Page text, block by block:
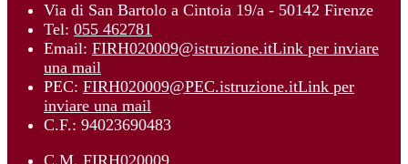
Via di San Bartolo a Cintoia 19/a - 50142 Firenze
Tel: 055 462781
Email: FIRH020009@istruzione.itLink per inviare
una mail
PEC: FIRH020009@PEC.istruzione.itLink per
inviare una mail
C.F.: 94023690483